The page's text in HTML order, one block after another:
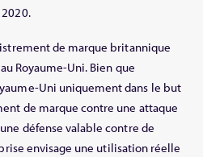
de marque britannique
Royaume-Uni. Bien que
Uni uniquement dans le but
de marque contre une attaque
défense valable contre de
envisage une utilisation réelle